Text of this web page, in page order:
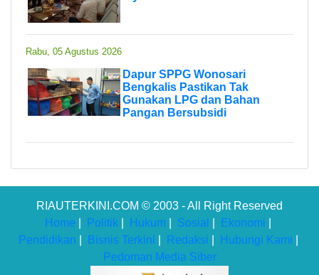
Rabu, 05 Agustus 2026
Dapur SPPG Wonosari
Bengkalis Pastikan Tak
Gunakan LPG dan Bahan
Pangan Bersubsidi
RIAUTERKINI.COM © 2003 - All Right Reserved
Home
Politik Hukum Sosial Ekonomi
Pendidikan
Bisnis Terkini Redaksi Hubungi Kami
Pedoman Media Siber